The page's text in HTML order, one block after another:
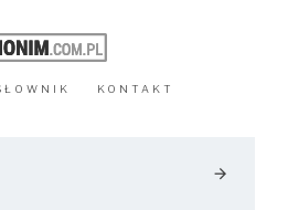
KONTAKT
arrow_forward